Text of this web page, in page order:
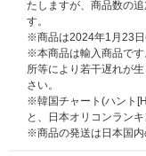
先着特典：抽選特典応
※CD1枚につき1枚／2
※「抽選特典応募エント
※抽選特典の賞品内容
※特典は先着です。無
たしますが、商品数の
す。
※商品は2024年1月23日
※本商品は輸入商品で
所等により若干遅れが
さい。
※韓国チャート(ハント
と、日本オリコンラン
※商品の発送は日本国内